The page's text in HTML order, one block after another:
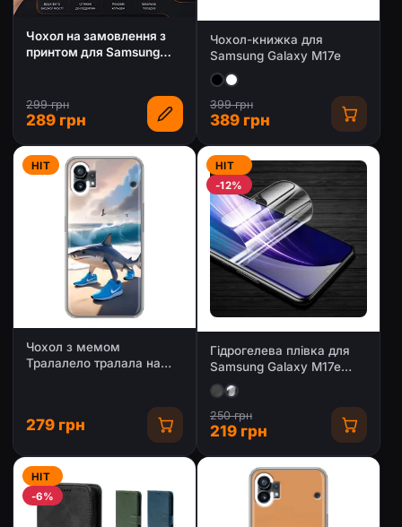
Чохол на замовлення з
принтом для Samsung
299 грн
289 грн
Чохол-книжка для
Samsung Galaxy M17e
399 грн
389 грн
HIT
Чохол з мемом
Тралалело тралала на
279 грн
HIT
-12%
Гідрогелева плівка для
Samsung Galaxy M17e
(Глянцева / Матова)
250 грн
219 грн
HIT
-6%